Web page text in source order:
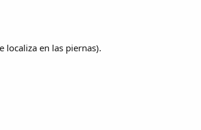
localiza en las piernas).